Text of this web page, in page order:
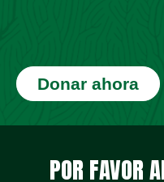
Donar ahora
POR FAVOR
Iconos de redes socialesIconos de redes